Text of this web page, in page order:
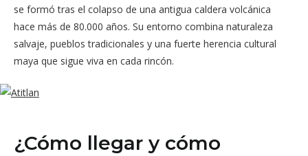
se formó tras el colapso de una antigua caldera volcánica
hace más de 80.000 años. Su entorno combina naturaleza
salvaje, pueblos tradicionales y una fuerte herencia cultural
maya que sigue viva en cada rincón.
¿Cómo llegar y cómo